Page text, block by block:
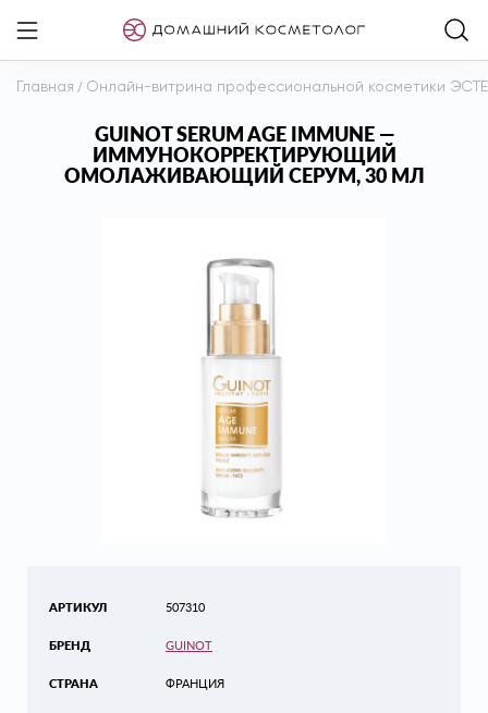
Главная / Онлайн-витрина профессиональной косметики
GUINOT SERUM AGE IMMUNE —
ИММУНОКОРРЕКТИРУЮЩИЙ
ОМОЛАЖИВАЮЩИЙ СЕРУМ, 30 МЛ
АРТИКУЛ
БРЕНД
СТРАНА
507310
GUINOT
ФРАНЦИЯ